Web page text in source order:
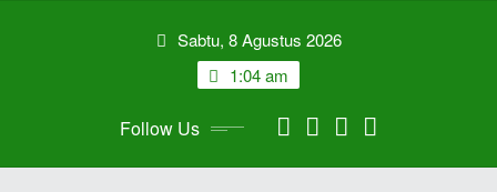
Sabtu, 8 Agustus 2026
1:04 am
Follow Us